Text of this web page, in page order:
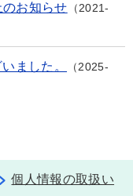
のお知らせ
2021-
ました。
2025-
個人情報の取扱い